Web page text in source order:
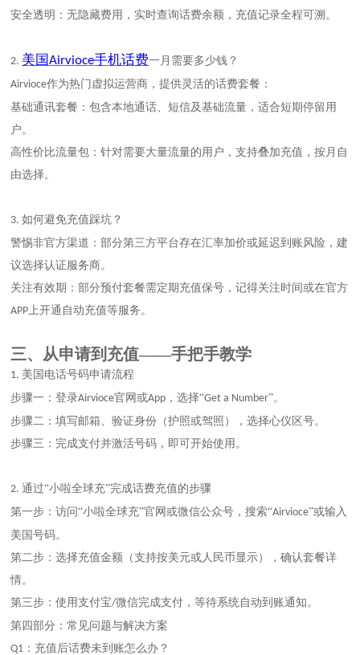
安全透明：无隐藏费用，实时查询话费余额，充值记录全程可溯。
2. 美国Airvioce手机话费一月需要多少钱？
Airvioce作为热门虚拟运营商，提供灵活的话费套餐：
基础通讯套餐：包含本地通话、短信及基础流量，适合短期停留用
户。
高性价比流量包：针对需要大量流量的用户，支持叠加充值，按月自
由选择。
3.如何避免充值踩坑？
警惕非官方渠道：部分第三方平台存在汇率加价或延迟到账风险，建
议选择认证服务商。
关注有效期：部分预付套餐需定期充值保号 ，记得关注时间或在官方
APP上开通自动充值等服务。
三、 从申请到充值——手把手教学
1. 美国电话号码申请流程
步骤一：登录Airvioce官网或App ，选择“Get a Number”。
步骤二：填写邮箱、验证身份（护照或驾照），选择心仪区号。
步骤三：完成支付并激活号码，即可开始使用。
2.通过“小啦全球充”完成话费充值的步骤
第一步：访问“小啦全球充”官网或微信公众号，搜索“Airvioce”或输入
美国号码。
第二步：选择充值金额（支持按美元或人民币显示），确认套餐详
情。
第三步：使用支付宝/微信完成支付，等待系统自动到账通知。
第四部分：常见问题与解决方案
Q1 ：充值后话费未到账怎么办？